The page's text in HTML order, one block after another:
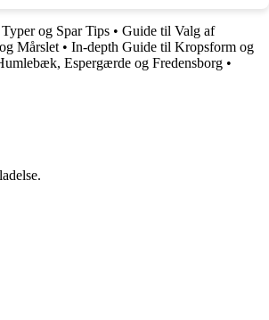
og Spar Tips • Guide til Valg af
Mårslet • In-depth Guide til Kropsform og
Espergærde og Fredensborg •